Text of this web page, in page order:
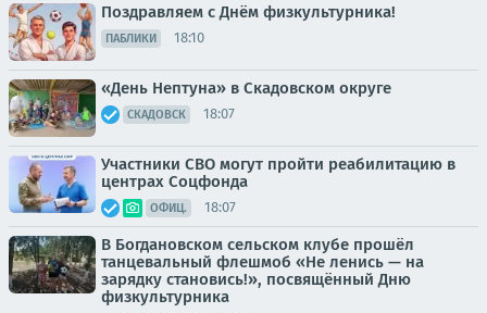
Поздравляем с Днём физкультурника!
ПАБЛИКИ 18:10
«День Нептуна» в Скадовском округе
СКАДОВСК 18:07
Участники СВО могут пройти реабилитацию в
центрах Соцфонда
ОФИЦ. 18:07
В Богдановском сельском клубе прошёл
танцевальный флешмоб «Не ленись — на
зарядку становись!», посвящённый Дню
физкультурника